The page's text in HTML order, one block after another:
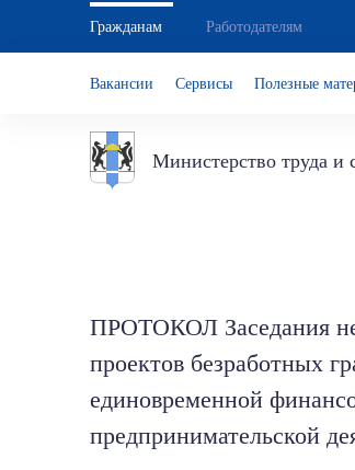
Гражданам Работодателям
Вакансии Сервисы Полезные
Министерство труда и
ПРОТОКОЛ Заседания
проектов безработных
единовременной
предпринимательской